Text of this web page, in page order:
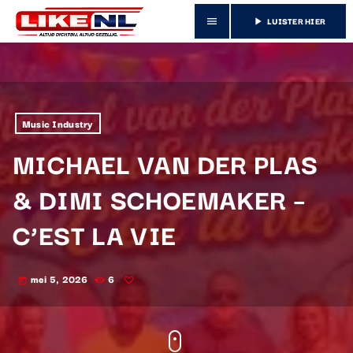
menu play_arrow LUISTER HIER
Music Industry
MICHAEL VAN DER PLAS
& DIMI SCHOEMAKER –
C’EST LA VIE
today mei 5, 2026 6